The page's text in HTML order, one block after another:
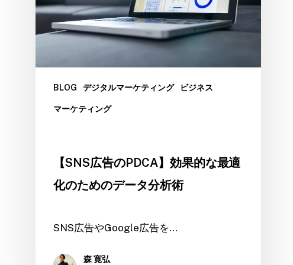
BLOG デジタルマーケティング ビジネス
マーケティング
【SNS広告のPDCA】効果的な最適
化のためのデータ分析術
SNS広告やGoogle広告を…
森 寛弘